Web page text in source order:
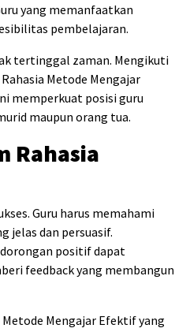
yang memanfaatkan
pembelajaran.
tertinggal zaman. Mengikuti
Metode Mengajar
memperkuat posisi guru
maupun orang tua.
Rahasia
Guru harus memahami
jelas dan persuasif.
positif dapat
feedback yang membangun
Mengajar Efektif yang